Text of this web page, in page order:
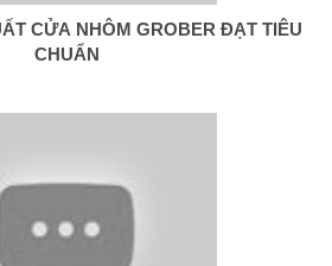
CỬA NHÔM GROBER ĐẠT TIÊU
CHUẨN